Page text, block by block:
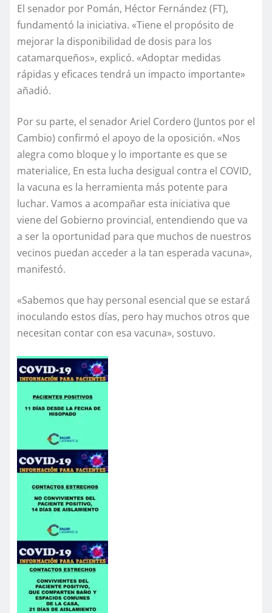
El senador por Pomán, Héctor Fernández (FT),
fundamentó la iniciativa. «Tiene el propósito de
mejorar la disponibilidad de dosis para los
catamarqueños», explicó. «Adoptar medidas
rápidas y eficaces tendrá un impacto importante»
añadió.
Por su parte, el senador Ariel Cordero (Juntos por el
Cambio) confirmó el apoyo de la oposición. «Nos
alegra como bloque y lo importante es que se
materialice, En esta lucha desigual contra el COVID,
la vacuna es la herramienta más potente para
luchar. Vamos a acompañar esta iniciativa que
viene del Gobierno provincial, entendiendo que va
a ser la oportunidad para que muchos de nuestros
vecinos puedan acceder a la tan esperada vacuna»,
manifestó.
«Sabemos que hay personal esencial que se estará
inoculando estos días, pero hay muchos otros que
necesitan contar con esa vacuna», sostuvo.